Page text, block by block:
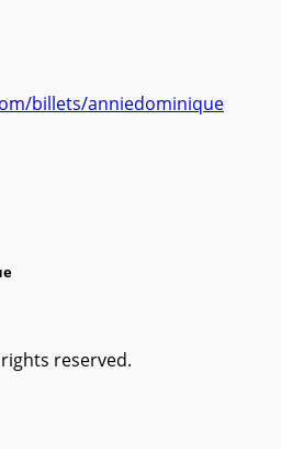
billets/anniedominique
reserved.